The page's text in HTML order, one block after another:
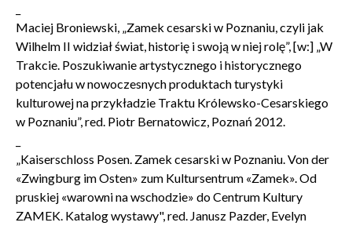
Dołącz do newslettera
POTWIERDŹ ADRES EMAIL
Maciej Broniewski, „Zamek cesarski w Poznaniu, czyli jak
Wilhelm II widział świat, historię i swoją w niej rolę”, [w:] „W
Trakcie. Poszukiwanie artystycznego i historycznego
potencjału w nowoczesnych produktach turystyki
kulturowej na przykładzie Traktu Królewsko-Cesarskiego
w Poznaniu”, red. Piotr Bernatowicz, Poznań 2012.
„Kaiserschloss Posen. Zamek cesarski w Poznaniu. Von der
«Zwingburg im Osten» zum Kultursentrum «Zamek». Od
pruskiej «warowni na wschodzie» do Centrum Kultury
ZAMEK. Katalog wystawy", red. Janusz Pazder, Evelyn